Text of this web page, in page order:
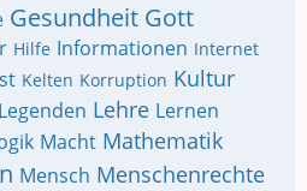
Gesundheit Gott
Hilfe Informationen Internet
Kelten Korruption Kultur
Legenden Lehre Lernen
Macht Mathematik
Mensch Menschenrechte